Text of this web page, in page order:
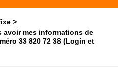
mes informations de
33 820 72 38 (Login et